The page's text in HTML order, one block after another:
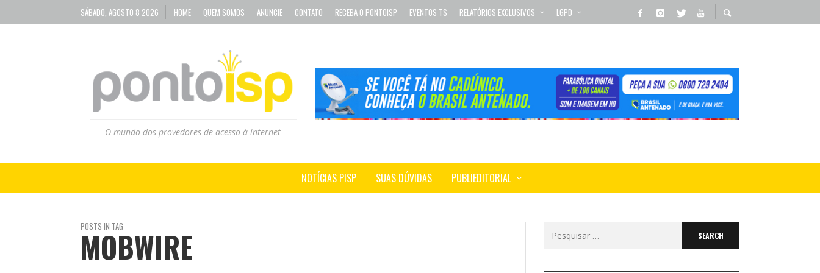
SÁBADO, AGOSTO 8 2026 HOME QUEM SOMOS ANUNCIE CONTATO RECEBA O PONTOISP EVENTOS TS RELATÓRIOS EXCLUSIVOS LGPD
O mundo dos provedores de acesso à internet
NOTÍCIAS PISP SUAS DÚVIDAS PUBLIEDITORIAL
POSTS IN TAG
MOBWIRE